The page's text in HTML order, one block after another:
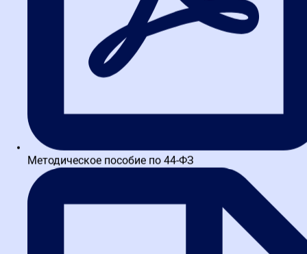
Заместитель начальника Центрального аппарата ФАС
России,17-летний опыт работы в ФАС. Автор более 20 научных
публикаций в сфере контроля в закупках....
Методическое пособие по 44-ФЗ